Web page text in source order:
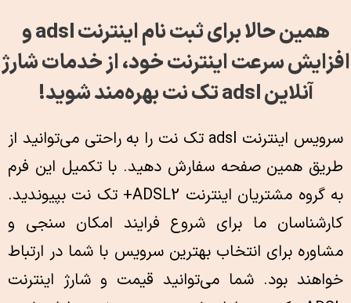
همین حالا برای ثبت نام اینترنت adsl و
افزایش سرعت اینترنت خود، از خدمات شارژ
آنلاین adsl تک نت بهره‌مند شوید!
سرویس اینترنت adsl تک نت را به راحتی می‌توانید از
طریق همین صفحه سفارش دهید. با تکمیل این فرم
به گروه مشتریان اینترنت ADSL2+ تک نت بپیوندید.
کارشناسان ما برای شروع فرایند امکان سنجی و
مشاوره برای انتخاب بهترین سرویس با شما در ارتباط
خواهند بود. شما می‌توانید قیمت و شارژ اینترنت